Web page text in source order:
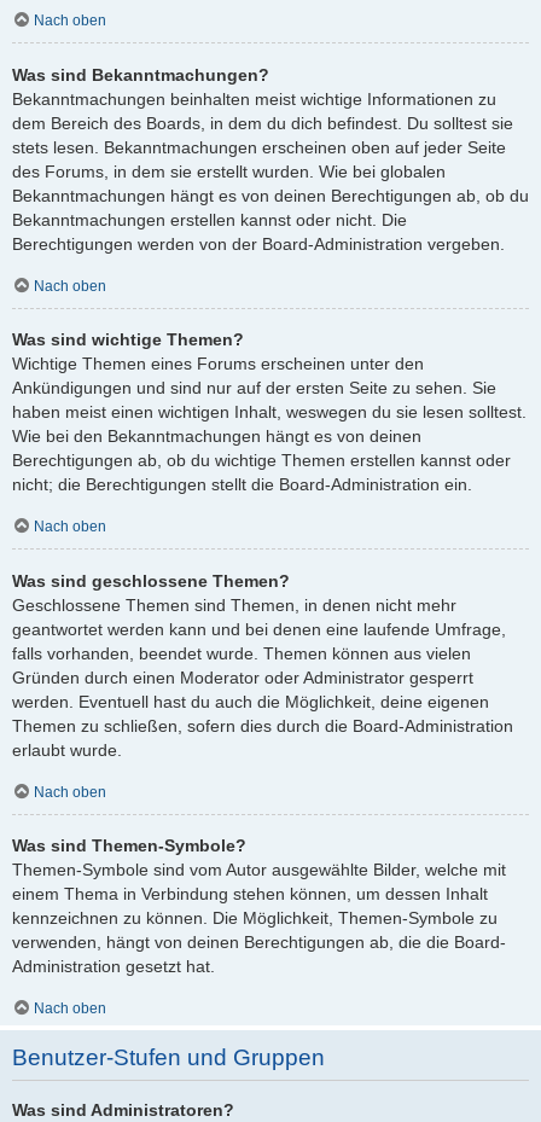
Nach oben
Was sind Bekanntmachungen?
Bekanntmachungen beinhalten meist wichtige Informationen zu
dem Bereich des Boards, in dem du dich befindest. Du solltest sie
stets lesen. Bekanntmachungen erscheinen oben auf jeder Seite
des Forums, in dem sie erstellt wurden. Wie bei globalen
Bekanntmachungen hängt es von deinen Berechtigungen ab, ob du
Bekanntmachungen erstellen kannst oder nicht. Die
Berechtigungen werden von der Board-Administration vergeben.
Nach oben
Was sind wichtige Themen?
Wichtige Themen eines Forums erscheinen unter den
Ankündigungen und sind nur auf der ersten Seite zu sehen. Sie
haben meist einen wichtigen Inhalt, weswegen du sie lesen solltest.
Wie bei den Bekanntmachungen hängt es von deinen
Berechtigungen ab, ob du wichtige Themen erstellen kannst oder
nicht; die Berechtigungen stellt die Board-Administration ein.
Nach oben
Was sind geschlossene Themen?
Geschlossene Themen sind Themen, in denen nicht mehr
geantwortet werden kann und bei denen eine laufende Umfrage,
falls vorhanden, beendet wurde. Themen können aus vielen
Gründen durch einen Moderator oder Administrator gesperrt
werden. Eventuell hast du auch die Möglichkeit, deine eigenen
Themen zu schließen, sofern dies durch die Board-Administration
erlaubt wurde.
Nach oben
Was sind Themen-Symbole?
Themen-Symbole sind vom Autor ausgewählte Bilder, welche mit
einem Thema in Verbindung stehen können, um dessen Inhalt
kennzeichnen zu können. Die Möglichkeit, Themen-Symbole zu
verwenden, hängt von deinen Berechtigungen ab, die die Board-
Administration gesetzt hat.
Nach oben
Benutzer-Stufen und Gruppen
Was sind Administratoren?